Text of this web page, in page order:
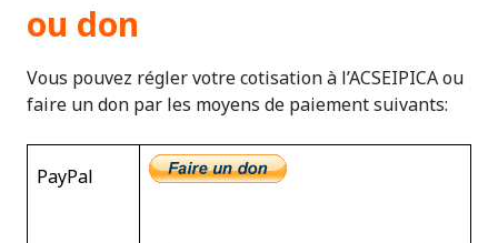
ou don
Vous pouvez régler votre cotisation à l’ACSEIPICA ou
faire un don par les moyens de paiement suivants:
PayPal